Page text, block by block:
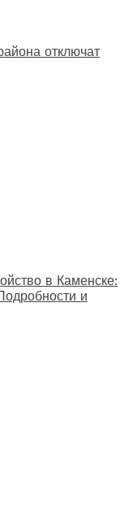
отключат
в Каменске:
и